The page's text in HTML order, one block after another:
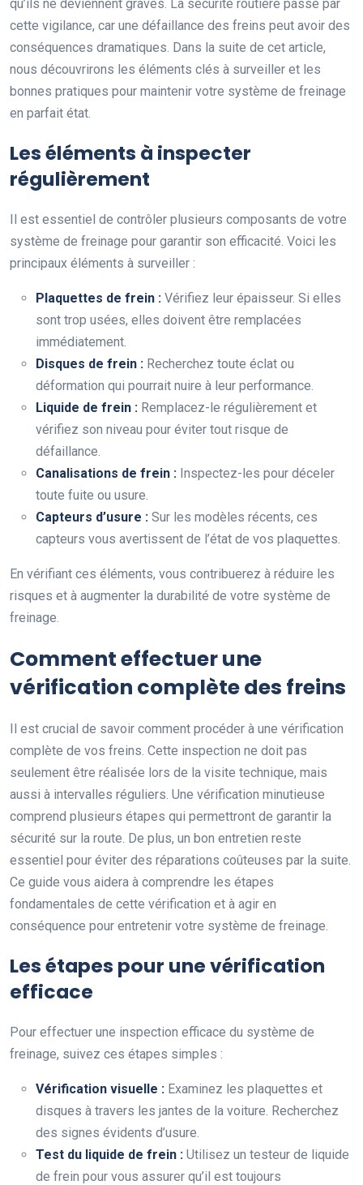
qu’ils ne deviennent graves. La sécurité routière passe par
cette vigilance, car une défaillance des freins peut avoir des
conséquences dramatiques. Dans la suite de cet article,
nous découvrirons les éléments clés à surveiller et les
bonnes pratiques pour maintenir votre système de freinage
en parfait état.
Les éléments à inspecter
régulièrement
Il est essentiel de contrôler plusieurs composants de votre
système de freinage pour garantir son efficacité. Voici les
principaux éléments à surveiller :
Plaquettes de frein : Vérifiez leur épaisseur. Si elles
sont trop usées, elles doivent être remplacées
immédiatement.
Disques de frein : Recherchez toute éclat ou
déformation qui pourrait nuire à leur performance.
Liquide de frein : Remplacez-le régulièrement et
vérifiez son niveau pour éviter tout risque de
défaillance.
Canalisations de frein : Inspectez-les pour déceler
toute fuite ou usure.
Capteurs d’usure : Sur les modèles récents, ces
capteurs vous avertissent de l’état de vos plaquettes.
En vérifiant ces éléments, vous contribuerez à réduire les
risques et à augmenter la durabilité de votre système de
freinage.
Comment effectuer une
vérification complète des freins
Il est crucial de savoir comment procéder à une vérification
complète de vos freins. Cette inspection ne doit pas
seulement être réalisée lors de la visite technique, mais
aussi à intervalles réguliers. Une vérification minutieuse
comprend plusieurs étapes qui permettront de garantir la
sécurité sur la route. De plus, un bon entretien reste
essentiel pour éviter des réparations coûteuses par la suite.
Ce guide vous aidera à comprendre les étapes
fondamentales de cette vérification et à agir en
conséquence pour entretenir votre système de freinage.
Les étapes pour une vérification
efficace
Pour effectuer une inspection efficace du système de
freinage, suivez ces étapes simples :
Vérification visuelle : Examinez les plaquettes et
disques à travers les jantes de la voiture. Recherchez
des signes évidents d’usure.
Test du liquide de frein : Utilisez un testeur de liquide
de frein pour vous assurer qu’il est toujours